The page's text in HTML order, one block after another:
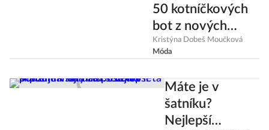
50 kotníčkových
bot z nových
podzimních
kolekcí
Kristýna Dobeš Moučková
Móda
Máte je v
šatníku?
Nejlepší